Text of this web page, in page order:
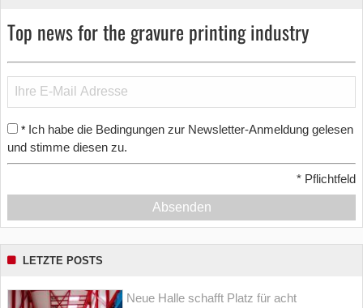
Top news for the gravure printing industry
* Ich habe die Bedingungen zur Newsletter-Anmeldung gelesen
und stimme diesen zu.
* Pflichtfeld
Absenden
LETZTE POSTS
Neue Halle schafft Platz für acht